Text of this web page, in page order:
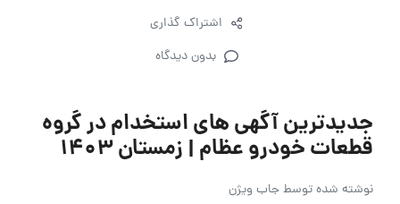
اشتراک گذاری
بدون دیدگاه
جدیدترین آگهی های استخدام در گروه
قطعات خودرو عظام | زمستان ۱۴۰۳
نوشته شده توسطجاب ویژن